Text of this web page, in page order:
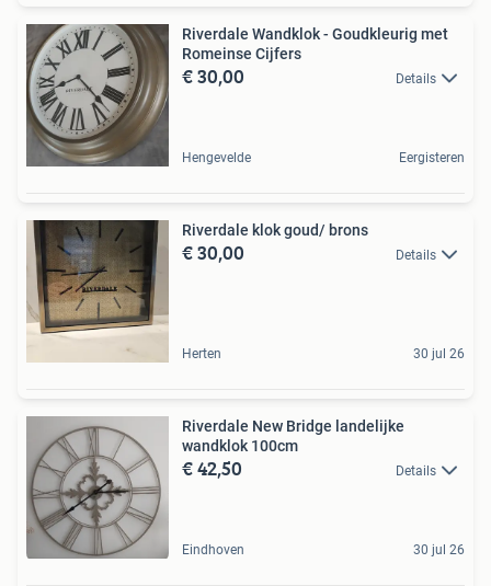
Riverdale Wandklok - Goudkleurig met
Romeinse Cijfers
€ 30,00 Details
Hengevelde Eergisteren
Riverdale klok goud/ brons
€ 30,00 Details
Herten 30 jul 26
Riverdale New Bridge landelijke
wandklok 100cm
€ 42,50 Details
Eindhoven 30 jul 26